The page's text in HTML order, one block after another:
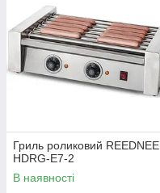
Гриль роликовий REEDNEE
HDRG-E7-2
В наявності